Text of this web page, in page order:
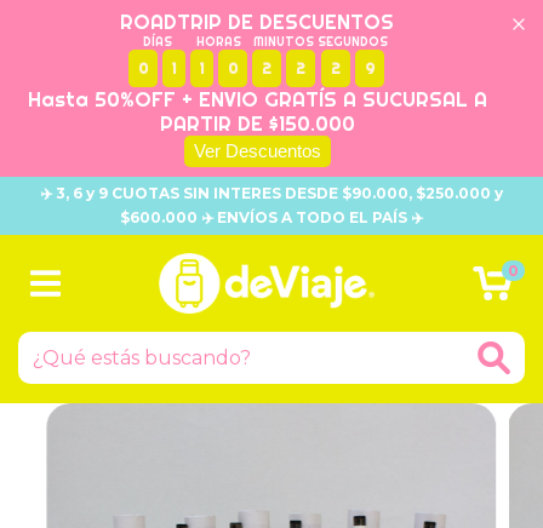
ROADTRIP DE DESCUENTOS
DÍAS
0 1
HORAS
1 0
MINUTOS
2 2
SEGUNDOS
2 8
Hasta 50%OFF + ENVIO GRATÍS A SUCURSAL A
PARTIR DE $150.000
Ver Descuentos
✈️ 3, 6 y 9 CUOTAS SIN INTERES DESDE $90.000, $250.000 y
$600.000 ✈️ ENVÍOS A TODO EL PAÍS ✈️
0